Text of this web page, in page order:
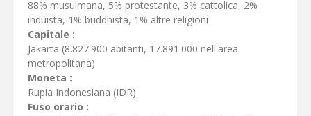
88% musulmana, 5% protestante, 3% cattolica, 2%
induista, 1% buddhista, 1% altre religioni
Capitale :
Jakarta (8.827.900 abitanti, 17.891.000 nell'area
metropolitana)
Moneta :
Rupia Indonesiana (IDR)
Fuso orario :